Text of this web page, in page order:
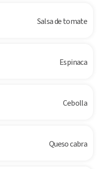
Salsa de tomate
Espinaca
Cebolla
Queso cabra